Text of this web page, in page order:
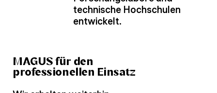
technische Hochschulen
entwickelt.
MAGUS für den
professionellen Einsatz